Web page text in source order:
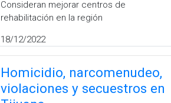
Consideran mejorar centros de
rehabilitación en la región
18/12/2022
Homicidio, narcomenudeo,
violaciones y secuestros en